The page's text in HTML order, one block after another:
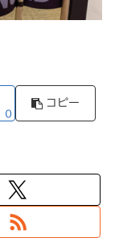
0
コピー